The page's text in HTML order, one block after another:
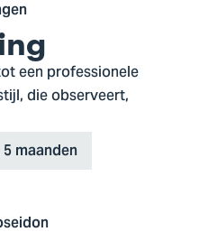
een professionele
die observeert,
Duration
5 maanden